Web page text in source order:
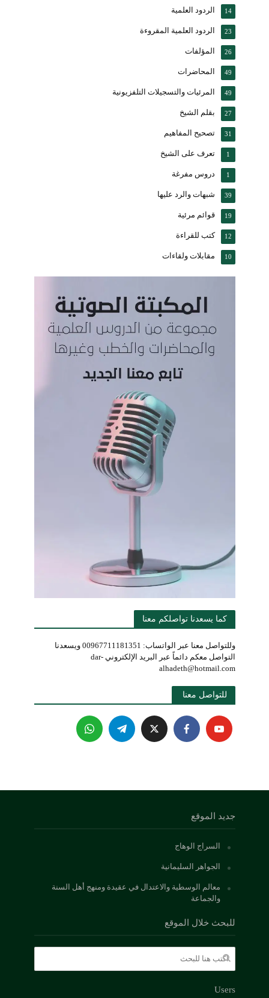
الردود العلمية 14
الردود العلمية المقروءة 23
المؤلفات 26
المحاضرات 49
المرئيات والتسجيلات التلفزيونية 49
بقلم الشيخ 27
تصحيح المفاهيم 31
تعرف على الشيخ 1
دروس مفرغة 1
شبهات والرد عليها 39
قوائم مرئية 19
كتب للقراءة 12
مقابلات ولقاءات 10
كما يسعدنا تواصلكم معنا
وللتواصل معنا عبر الواتساب: 00967711181351 ويسعدنا
التواصل معكم دائماً عبر البريد الإلكتروني dar-
alhadeth@hotmail.com
للتواصل معنا
جديد الموقع
السراج الوهاج
الجواهر السليمانية
معالم الوسطية والاعتدال في عقيدة ومنهج أهل السنة
والجماعة
للبحث خلال الموقع
Users